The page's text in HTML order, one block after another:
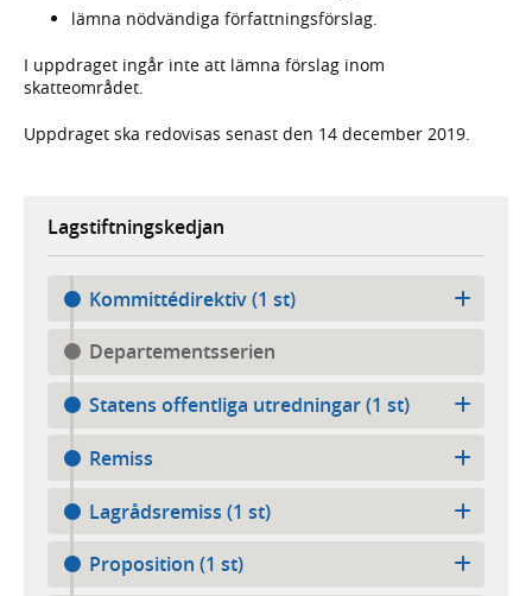
lämna nödvändiga författningsförslag.
I uppdraget ingår inte att lämna förslag inom
skatteområdet.
Uppdraget ska redovisas senast den 14 december 2019.
Lagstiftningskedjan
Kommittédirektiv (1 st)
Departementsserien
Statens offentliga utredningar (1 st)
Remiss
Lagrådsremiss (1 st)
Proposition (1 st)